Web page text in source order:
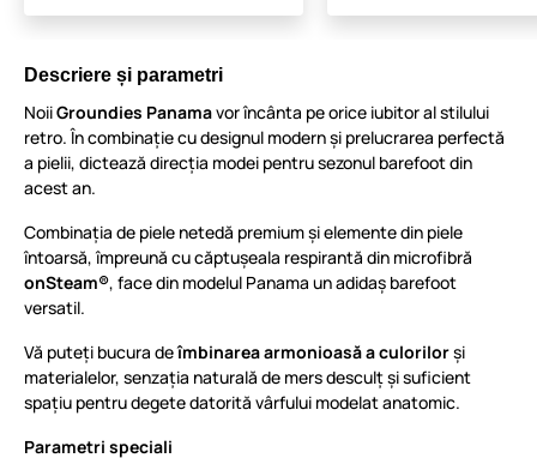
Descriere și parametri
NoiiGroundies Panamavor încânta pe orice iubitor al stilului
retro. În combinație cu designul modern și prelucrarea perfectă
a pielii, dictează direcția modei pentru sezonul barefoot din
acest an.
Combinația de piele netedă premium și elemente din piele
întoarsă, împreună cu căptușeala respirantă din microfibră
onSteam®, face din modelul Panama un adidaș barefoot
versatil.
Vă puteți bucura deîmbinarea armonioasă a culorilorși
materialelor, senzația naturală de mers desculț și suficient
spațiu pentru degete datorită vârfului modelat anatomic.
Parametri speciali